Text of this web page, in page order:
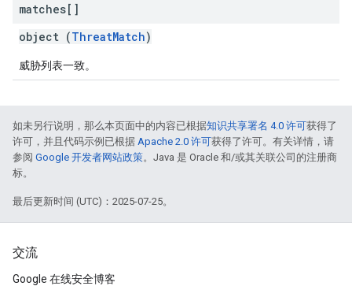
matches[]
object (ThreatMatch)
威胁列表一致。
如未另行说明，那么本页面中的内容已根据知识共享署名 4.0 许可获得了
许可，并且代码示例已根据 Apache 2.0 许可获得了许可。有关详情，请
参阅 Google 开发者网站政策。Java 是 Oracle 和/或其关联公司的注册商
标。
最后更新时间 (UTC)：2025-07-25。
交流
Google 在线安全博客